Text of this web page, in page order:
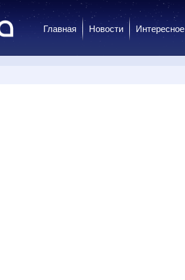
Главная Новости Интересное